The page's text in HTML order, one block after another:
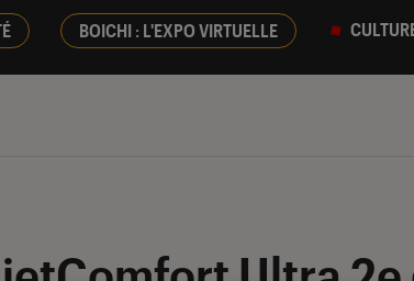
BOICHI : L'EXPO VIRTUELLE